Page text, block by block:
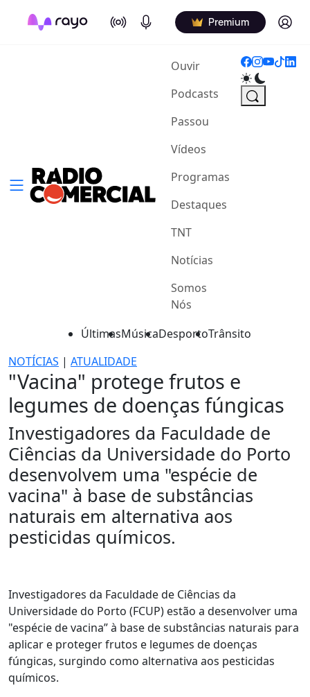
On Air Podcasts Premium Log in
Ouvir(current)
Podcasts
Passou
Vídeos
Programas
Destaques
TNT
Notícias
Somos
Nós
ÚltimasMúsicaDesportoTrânsito
NOTÍCIAS | ATUALIDADE
"Vacina" protege frutos e
legumes de doenças fúngicas
Investigadores da Faculdade de
Ciências da Universidade do Porto
desenvolvem uma "espécie de
vacina" à base de substâncias
naturais em alternativa aos
pesticidas químicos.
Investigadores da Faculdade de Ciências da
Universidade do Porto (FCUP) estão a desenvolver uma
"espécie de vacina” à base de substâncias naturais para
aplicar e proteger frutos e legumes de doenças
fúngicas, surgindo como alternativa aos pesticidas
químicos.